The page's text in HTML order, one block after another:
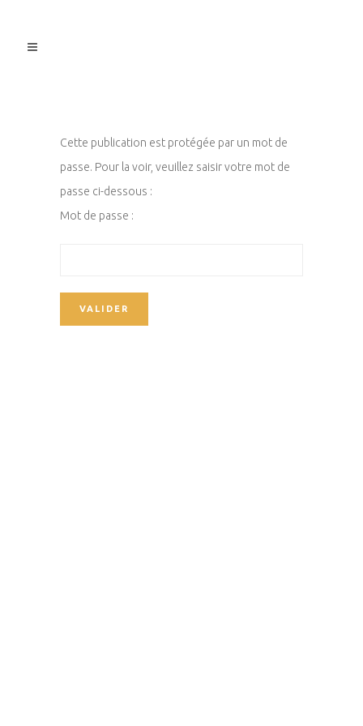
Cette publication est protégée par un mot de
passe. Pour la voir, veuillez saisir votre mot de
passe ci-dessous :
Mot de passe :